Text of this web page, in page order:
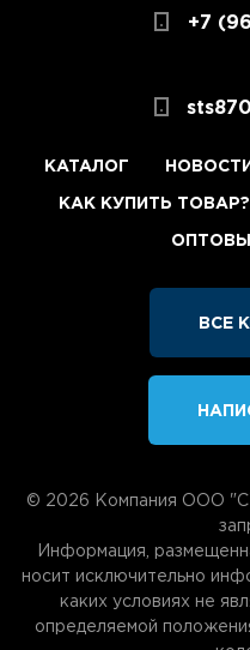
+7
КАТАЛОГ
КАК КУПИТЬ ТОВАР?
ВСЕ
© 2026 Компания ООО
Информация,
носит исключительно
каких условиях не
определяемой